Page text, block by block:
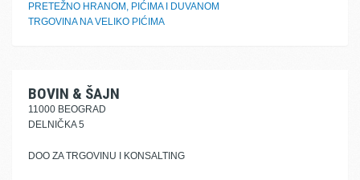
PRETEŽNO HRANOM, PIĆIMA I DUVANOM
TRGOVINA NA VELIKO PIĆIMA
BOVIN & ŠAJN
11000 BEOGRAD
DELNIČKA 5
DOO ZA TRGOVINU I KONSALTING